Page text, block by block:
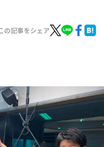
の記事をシェア